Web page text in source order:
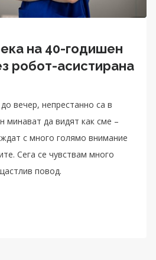
на 40-годишен
робот-асистирана
вечер, непрестанно са в
минават да видят как сме –
с много голямо внимание
Сега се чувствам много
повод.